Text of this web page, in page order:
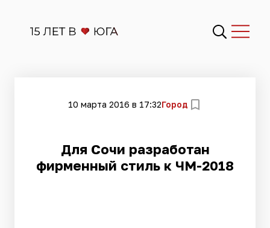
10 марта 2016 в 17:32Город
Для Сочи разработан
фирменный стиль к ЧМ-2018